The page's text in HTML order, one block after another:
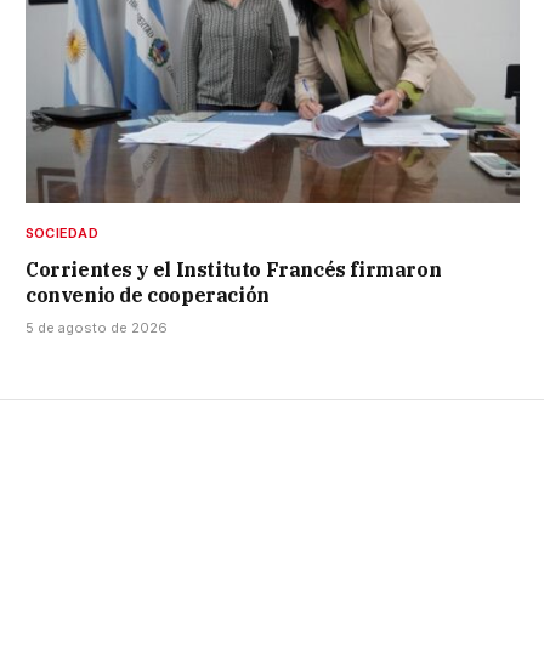
SOCIEDAD
Corrientes y el Instituto Francés firmaron
convenio de cooperación
5 de agosto de 2026